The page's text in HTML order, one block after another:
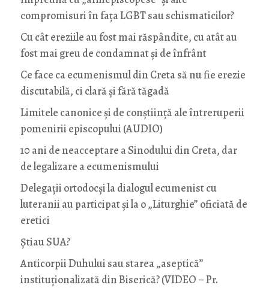
compromisuri în fața LGBT sau schismaticilor?
Cu cât ereziile au fost mai răspândite, cu atât au
fost mai greu de condamnat și de înfrânt
Ce face ca ecumenismul din Creta să nu fie erezie
discutabilă, ci clară și fără tăgadă
Limitele canonice și de conștiință ale întreruperii
pomenirii episcopului (AUDIO)
10 ani de neacceptare a Sinodului din Creta, dar
de legalizare a ecumenismului
Delegații ortodocși la dialogul ecumenist cu
luteranii au participat și la o „Liturghie” oficiată de
eretici
Știau SUA?
Anticorpii Duhului sau starea „aseptică”
instituționalizată din Biserică? (VIDEO – Pr.